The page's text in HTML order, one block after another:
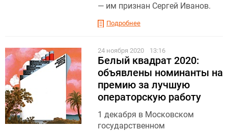
— им признан Сергей Иванов.
Подробнее
24 ноября 2020 13:16
Белый квадрат 2020:
объявлены номинанты на
премию за лучшую
операторскую работу
1 декабря в Московском
государственном